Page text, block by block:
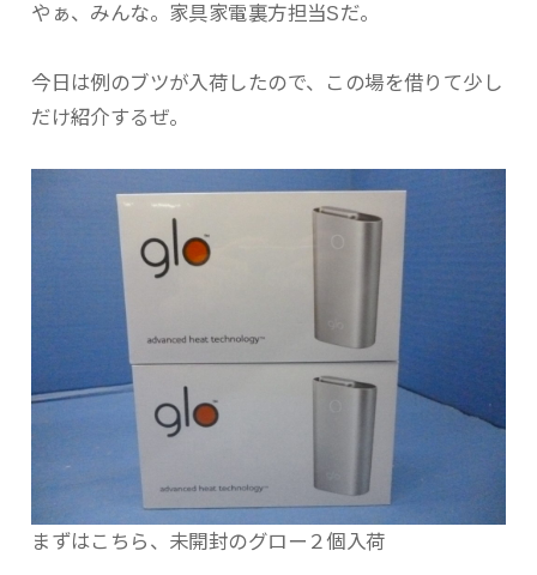
やぁ、みんな。家具家電裏方担当Sだ。
今日は例のブツが入荷したので、この場を借りて少し
だけ紹介するぜ。
まずはこちら、未開封のグロー２個入荷